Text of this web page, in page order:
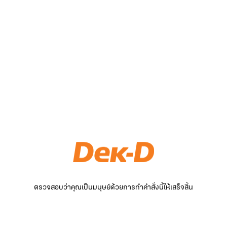
ตรวจสอบว่าคุณเป็นมนุษย์ด้วยการทำคำสั่งนี้ให้เสร็จสิ้น